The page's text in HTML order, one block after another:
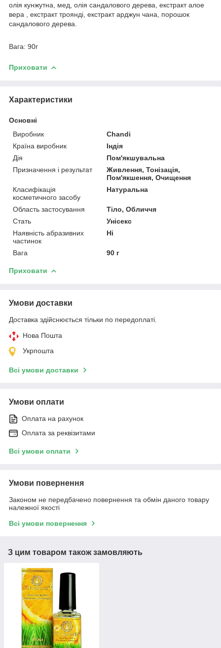
олія кунжутна, мед, олія сандалового дерева, екстракт алое
вера , екстракт троянді, екстракт арджун чана, порошок
сандалового дерева.
Вага: 90г
Приховати
Характеристики
Основні
Виробник
Chandi
Країна виробник
Індія
Дія
Пом'якшувальна
Призначення і результат
Живлення, Тонізація,
Пом'якшення, Очищення
Класифікація
косметичного засобу
Натуральна
Область застосування
Тіло, Обличчя
Стать
Унісекс
Наявність абразивних
частинок
Ні
Вага 90 г
Приховати
Умови доставки
Доставка здійснюється тільки по передоплаті.
Нова Пошта
Укрпошта
Всі умови доставки
Умови оплати
Оплата на рахунок
Оплата за реквізитами
Всі умови оплати
Умови повернення
Законом не передбачено повернення та обмін даного товару
належної якості
Всі умови повернення
З цим товаром також замовляють